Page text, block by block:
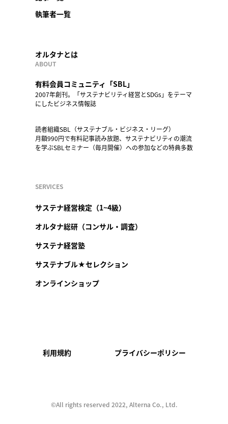
執筆者一覧
オルタナとは
ABOUT
有料会員コミュニティ「SBL」
2007年創刊。「サステナビリティ経営とSDGs」をテーマ
にしたビジネス情報誌
読者組織SBL（サステナブル・ビジネス・リーグ）
月額990円で有料記事読み放題、サステナビリティの潮流
を学ぶSBLセミナー（毎月開催）への参加などの特典多数
SERVICES
サステナ経営検定（1~4級）
オルタナ総研（コンサル・調査）
サステナ経営塾
サステナブル★セレクション
オンラインショップ
利用規約 プライバシーポリシー
©︎All rights reserved 2022, Alterna Co., Ltd.